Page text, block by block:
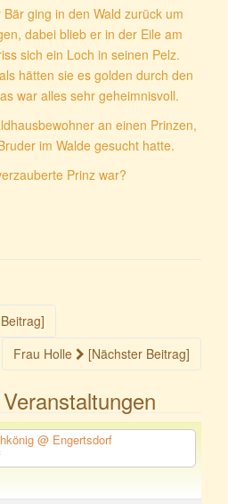
ging in den Wald zurück um
dabei blieb er in der Eile am
sich ein Loch in seinen Pelz.
hätten sie es golden durch den
war alles sehr geheimnisvoll.
an einen Prinzen,
im Walde gesucht hatte.
Prinz war?
Frau Holle
[Nächster Beitrag]
@ Engertsdorf